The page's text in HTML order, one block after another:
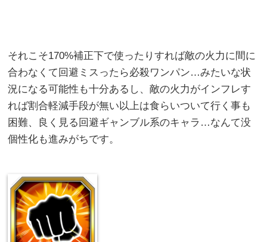
それこそ170%補正下で使ったりすれば敵の火力に間に
合わなくて回避ミスったら必殺ワンパン…みたいな状
況になる可能性も十分あるし、敵の火力がインフレす
れば割合軽減手段が無い以上は食らいついて行く事も
困難、良く見る回避ギャンブル系のキャラ…なんて没
個性化も進みがちです。